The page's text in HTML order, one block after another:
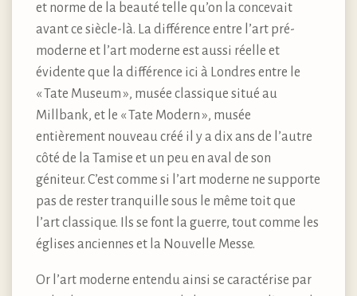
et norme de la beauté telle qu’on la concevait
avant ce siècle-là. La différence entre l’art pré-
moderne et l’art moderne est aussi réelle et
évidente que la différence ici à Londres entre le
« Tate Museum », musée classique situé au
Millbank, et le « Tate Modern », musée
entièrement nouveau créé il y a dix ans de l’autre
côté de la Tamise et un peu en aval de son
géniteur. C’est comme si l’art moderne ne supporte
pas de rester tranquille sous le même toit que
l’art classique. Ils se font la guerre, tout comme les
églises anciennes et la Nouvelle Messe.
Or l’art moderne entendu ainsi se caractérise par